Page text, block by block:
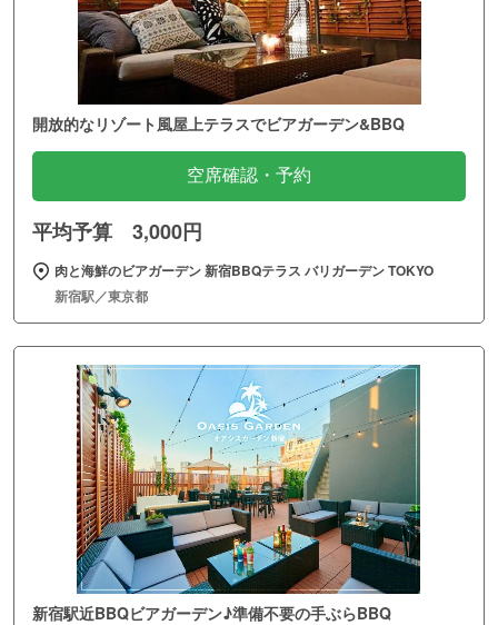
開放的なリゾート風屋上テラスでビアガーデン&BBQ
空席確認・予約
平均予算 3,000円
肉と海鮮のビアガーデン 新宿BBQテラス バリガーデン TOKYO
新宿駅／東京都
新宿駅近BBQビアガーデン♪準備不要の手ぶらBBQ